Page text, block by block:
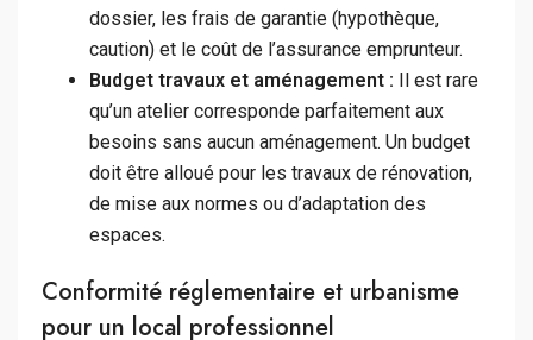
dossier, les frais de garantie (hypothèque,
caution) et le coût de l’assurance emprunteur.
Budget travaux et aménagement : Il est rare
qu’un atelier corresponde parfaitement aux
besoins sans aucun aménagement. Un budget
doit être alloué pour les travaux de rénovation,
de mise aux normes ou d’adaptation des
espaces.
Conformité réglementaire et urbanisme
pour un local professionnel